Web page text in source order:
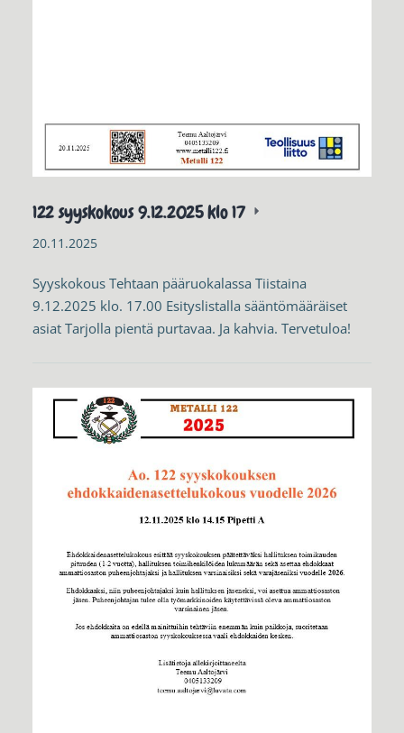
122 syyskokous 9.12.2025 klo 17
20.11.2025
Syyskokous Tehtaan pääruokalassa Tiistaina
9.12.2025 klo. 17.00 Esityslistalla sääntömääräiset
asiat Tarjolla pientä purtavaa. Ja kahvia. Tervetuloa!